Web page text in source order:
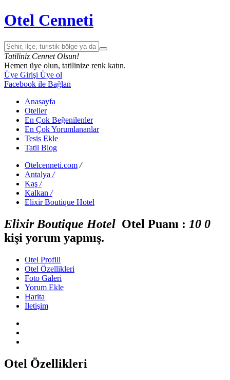
Otel Cenneti
Tatiliniz Cennet Olsun!
Hemen üye olun, tatilinize renk katın.
Üye Girişi Üye ol
Facebook ile Bağlan
Anasayfa
Oteller
En Çok Beğenilenler
En Çok Yorumlananlar
Tesis Ekle
Tatil Blog
Otelcenneti.com /
Antalya /
Kaş /
Kalkan /
Elixir Boutique Hotel
Elixir Boutique Hotel Otel Puanı : 10 0
kişi yorum yapmış.
Otel Profili
Otel Özellikleri
Foto Galeri
Yorum Ekle
Harita
İletişim
Otel Özellikleri